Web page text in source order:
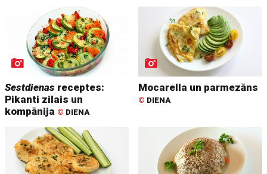
Sestdienas receptes:
Pikanti zilais un
kompānija © DIENA
Mocarella un parmezāns
© DIENA